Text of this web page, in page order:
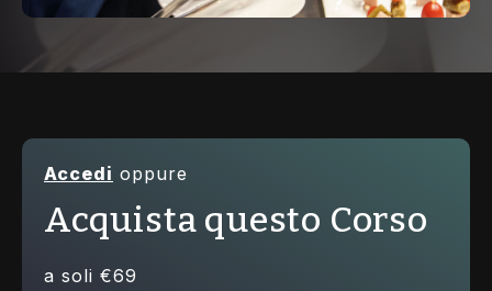
Accedi oppure
Acquista questo Corso
a soli €69